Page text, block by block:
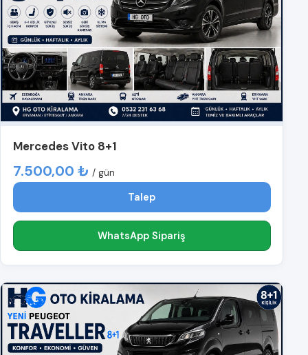
Mercedes Vito 8+1
7.500,00 ₺ / gün
Talep
WhatsApp Sipariş